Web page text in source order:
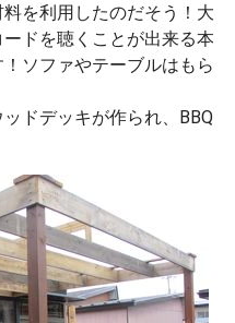
を利用したのだそう！大
ドを聴くことが出来る本
ソファやテーブルはもら
ドデッキが作られ、BBQ